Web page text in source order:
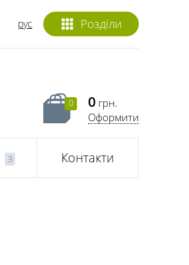
Розділи
рус
0 0 грн.
Оформити
3 Контакти